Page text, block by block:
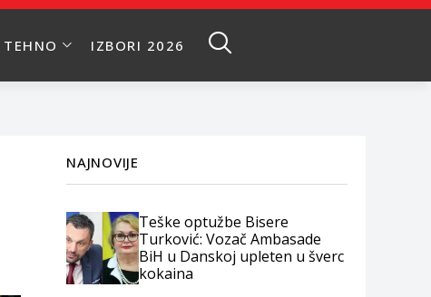
TEHNO IZBORI 2026
NAJNOVIJE
Teške optužbe Bisere
Turković: Vozač Ambasade
BiH u Danskoj upleten u šverc
kokaina